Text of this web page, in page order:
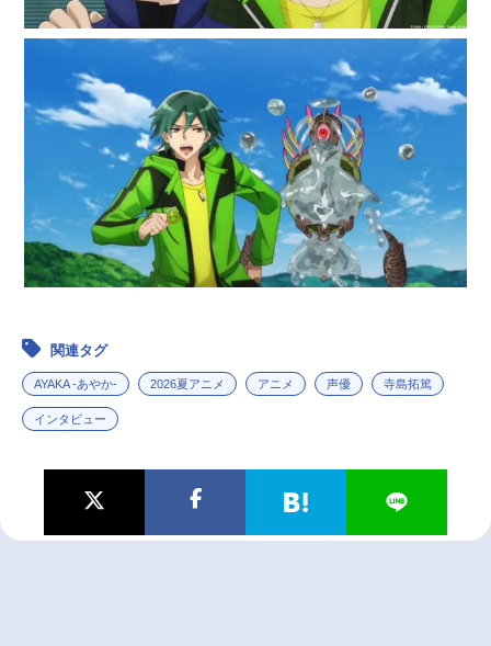
関連タグ
AYAKA ‐あやか‐ 2026夏アニメ アニメ 声優 寺島拓篤
インタビュー